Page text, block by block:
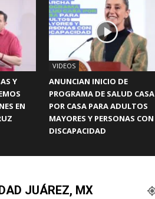
Y
EN
VIDEOS
ANUNCIAN INICIO DE
PROGRAMA DE SALUD CASA
POR CASA PARA ADULTOS
MAYORES Y PERSONAS CON
DISCAPACIDAD
JUÁREZ, MX